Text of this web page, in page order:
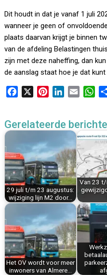
Dit houdt in dat je vanaf 1 juli
wanneer je geen of
plaats daarvan krijgt je binnen
van de afdeling Belastingen
zijn met deze naheffing, dan
de aanslag staat hoe je dat kunt
e
o
k
t
r
e
s
t
k
d
I
n
i
l
W
t
s
p
p
Gerelateerde
29 juli t/m 23 augustus:
wijziging lijn M2 door…
Van 23
Het OV wordt voor meer
inwoners van Almere…